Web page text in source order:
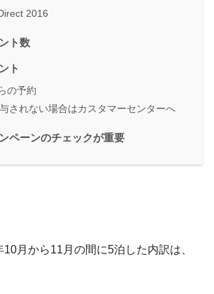
2016
ト数
ト
の予約
されない場合はカスタマーセンターへ
ペーンのチェックが重要
月から11月の間に5泊した内訳は、